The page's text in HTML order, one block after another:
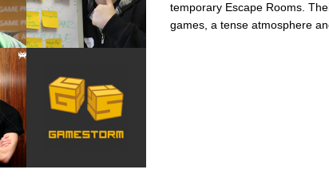
temporary Escape Rooms.
games, a tense atmosphere